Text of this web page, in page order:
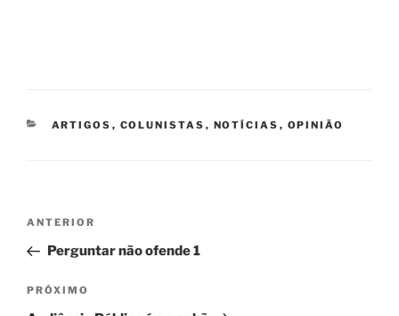
CATEGORIAS
ARTIGOS , COLUNISTAS , NOTÍCIAS , OPINIÃO
Navegação
Post
Post
anterior
ANTERIOR
Perguntar não ofende 1
Próximo
PRÓXIMO